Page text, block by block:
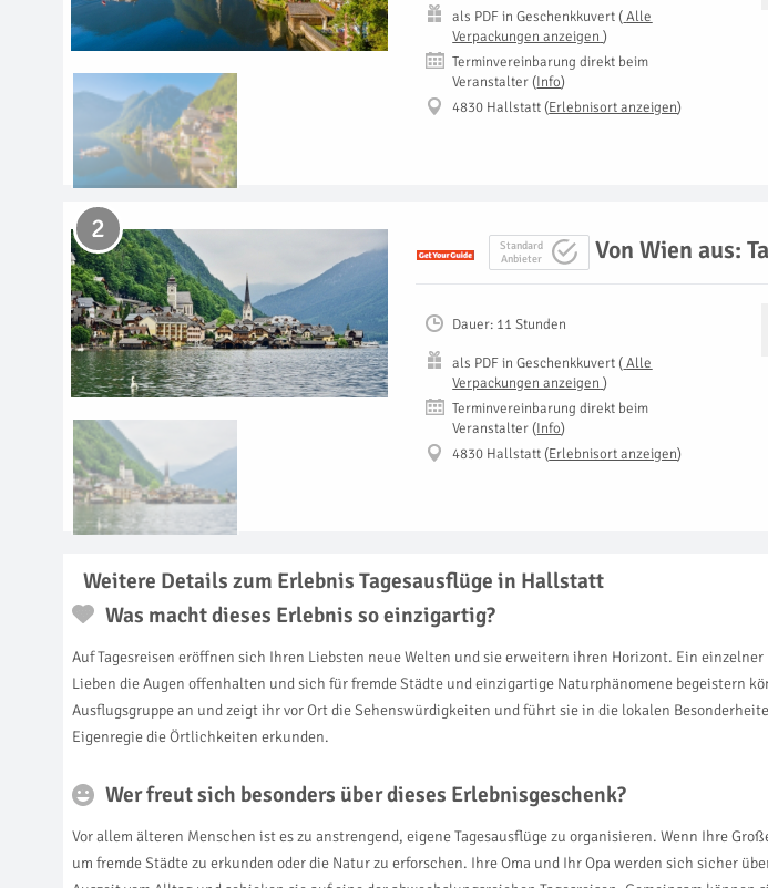
als PDFinGeschenkkuvert( Alle
Verpackungen anzeigen )
Terminvereinbarung direkt beim
Veranstalter (Info)
4830 Hallstatt (Erlebnisort anzeigen)
Standard
Anbieter
Von Wien aus:
2
Dauer: 11 Stunden
als PDFinGeschenkkuvert( Alle
Verpackungen anzeigen )
Terminvereinbarung direkt beim
Veranstalter (Info)
4830 Hallstatt (Erlebnisort anzeigen)
Weitere Details zum Erlebnis Tagesausflüge in Hallstatt
Was macht dieses Erlebnis so einzigartig?
Auf Tagesreisen eröffnen sich Ihren Liebsten neue Welten und sie erweitern ihren Horizont. Ein
Lieben die Augen offenhalten und sich für fremde Städte und einzigartige Naturphänomene begeistern
Ausflugsgruppe an und zeigt ihr vor Ort die Sehenswürdigkeiten und führt sie in die lokalen
Eigenregie die Örtlichkeiten erkunden.
Wer freut sich besonders über dieses Erlebnisgeschenk?
Vor allem älteren Menschen ist es zu anstrengend, eigene Tagesausflüge zu organisieren. Wenn Ihre
um fremde Städte zu erkunden oder die Natur zu erforschen. Ihre Oma und Ihr Opa werden sich sicher